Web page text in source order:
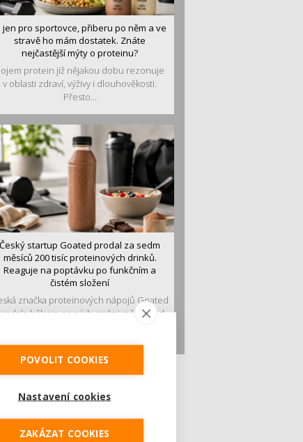
jen pro sportovce, přiberu po něm a ve
stravě ho mám dostatek. Znáte
nejčastější mýty o proteinu?
protein již nějakou dobu rezonuje
v oblasti zdraví, výživy i dlouhověkosti.
Přesto...
Český startup Goated prodal za sedm
měsíců 200 tisíc proteinových drinků.
Reaguje na poptávku po funkčním a
čistém složení
značka proteinových nápojů Goated
během prvních sedmi měsíců od
POVOLIT COOKIES
Nastavení cookies
ZAKÁZAT COOKIES